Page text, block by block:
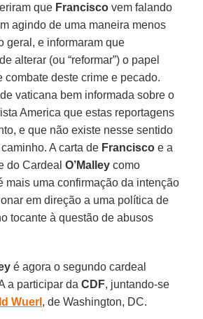
que Francisco vem falando
agindo de uma maneira menos
geral, e informaram que
alterar (ou “reformar”) o papel
combate deste crime e pecado.
vaticana bem informada sobre o
America que estas reportagens
e que não existe nesse sentido
A carta de Francisco e a
do CardealO’Malley como
mais uma confirmação da intenção
em direção a uma política de
tocante à questão de abusos
é agora o segundo cardeal
a participar daCDF, juntando-se
Wuerl , de Washington, DC.